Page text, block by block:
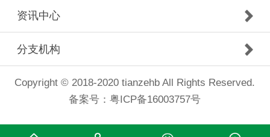
资讯中心
分支机构
Copyright © 2018-2020 tianzehb All Rights Reserved.
备案号：粤ICP备16003757号